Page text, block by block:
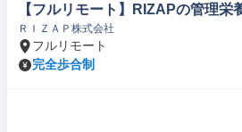
【フルリモート】RIZAPの管理栄
ＲＩＺＡＰ株式会社
フルリモート
完全歩合制